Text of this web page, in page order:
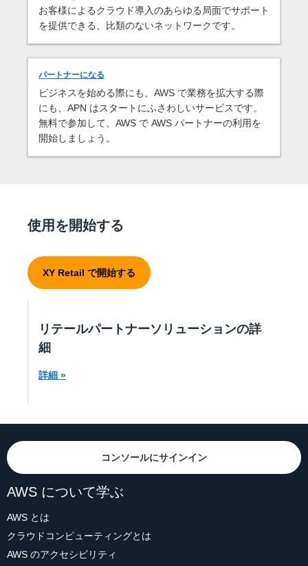
お客様によるクラウド導入のあらゆる局面でサポート
を提供できる、比類のないネットワークです。
パートナーになる
ビジネスを始める際にも、AWS で業務を拡大する際
にも、APN はスタートにふさわしいサービスです。
無料で参加して、AWS で AWS パートナーの利用を
開始しましょう。
使用を開始する
XY Retail で開始する
リテールパートナーソリューションの詳
細
詳細 »
コンソールにサインイン
AWS について学ぶ
AWS とは
クラウドコンピューティングとは
AWS のアクセシビリティ